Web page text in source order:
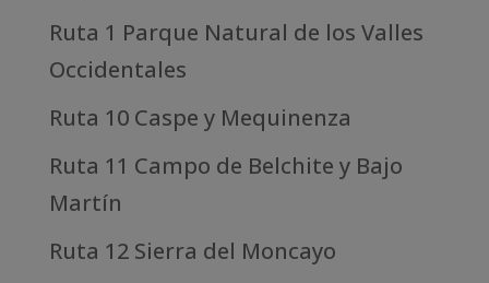
Ruta 1 Parque Natural de los Valles
Occidentales
Ruta 10 Caspe y Mequinenza
Ruta 11 Campo de Belchite y Bajo
Martín
Ruta 12 Sierra del Moncayo